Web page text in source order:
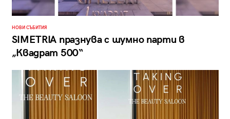
НОВИ СЪБИТИЯ
SIMETRIA празнува с шумно парти в
„Квадрат 500“